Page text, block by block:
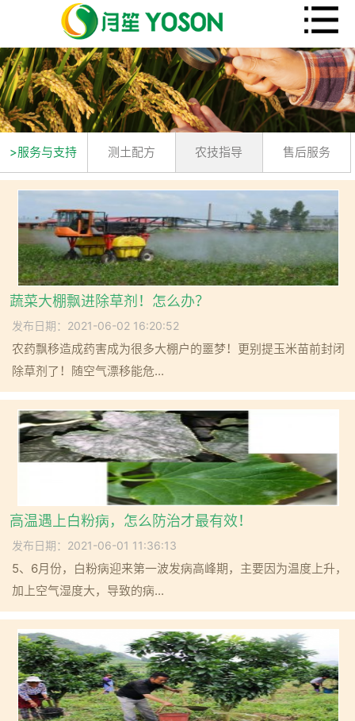
>服务与支持 测土配方 农技指导 售后服务
蔬菜大棚飘进除草剂！怎么办？
发布日期：2021-06-02 16:20:52
农药飘移造成药害成为很多大棚户的噩梦！更别提玉米苗前封闭
除草剂了！随空气漂移能危...
高温遇上白粉病，怎么防治才最有效！
发布日期：2021-06-01 11:36:13
5、6月份，白粉病迎来第一波发病高峰期，主要因为温度上升，
加上空气湿度大，导致的病...